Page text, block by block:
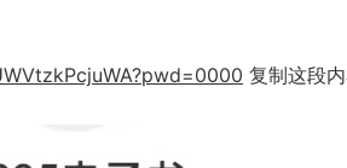
复制这段